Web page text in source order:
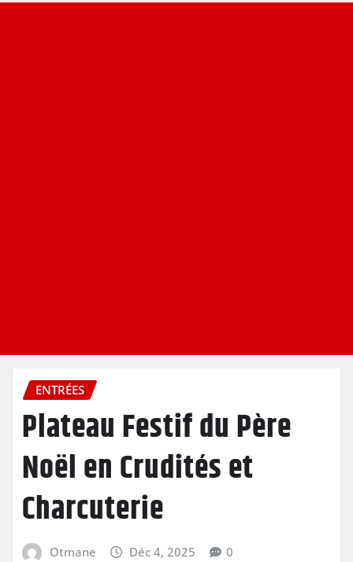
ENTRÉES
Plateau Festif du Père
Noël en Crudités et
Charcuterie
Otmane Déc 4, 2025 0